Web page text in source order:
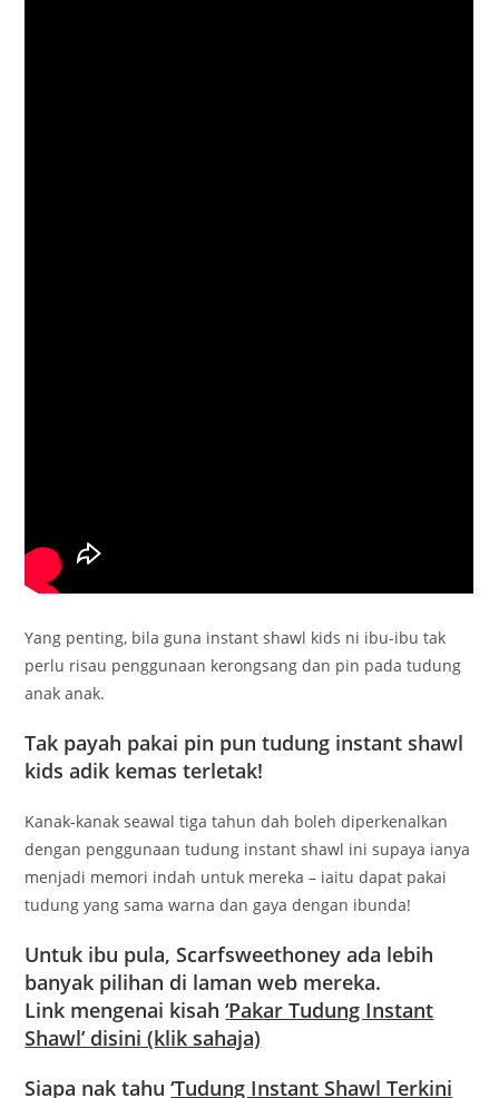
Yang penting, bila guna instant shawl kids ni ibu-ibu tak
perlu risau penggunaan kerongsang dan pin pada tudung
anak anak.
Tak payah pakai pin pun tudung instant shawl
kids adik kemas terletak!
Kanak-kanak seawal tiga tahun dah boleh diperkenalkan
dengan penggunaan tudung instant shawl ini supaya ianya
menjadi memori indah untuk mereka – iaitu dapat pakai
tudung yang sama warna dan gaya dengan ibunda!
Untuk ibu pula, Scarfsweethoney ada lebih
banyak pilihan di laman web mereka.
Link mengenai kisah‘Pakar Tudung Instant
Shawl’ disini (klik sahaja)
Siapa nak tahu‘Tudung Instant Shawl Terkini